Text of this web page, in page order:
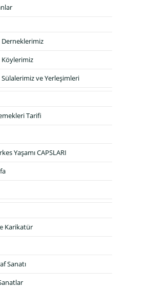
ve Yerleşimleri
Tarifi
Yaşamı CAPSLARI
Karikatür
Sanatı